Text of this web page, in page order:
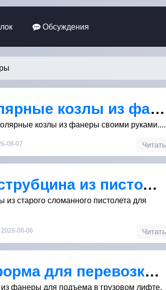
Обсуждения
Складные столярные козлы из фанеры
козлы из фанеры своими руками....
Читать
08-07
Самодельная струбцина из пистолета для герметика
из старого сломанного пистолета для
Читать
2026-08-06
Тележка платформа для перевозки строительных материалов
из фанеры для подъема в грузовом лифте,